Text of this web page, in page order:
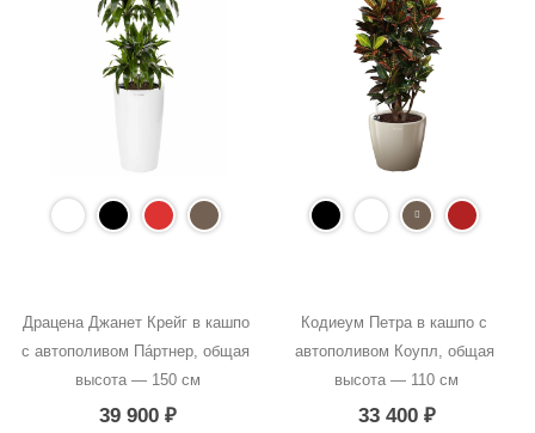
Драцена Джанет Крейг в кашпо
с автополивом Пáртнер, общая
высота — 150 см
39 900₽
Кодиеум Петра в кашпо с
автополивом Коупл, общая
высота — 110 см
33 400 ₽